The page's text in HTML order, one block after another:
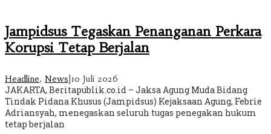
Jampidsus Tegaskan Penanganan Perkara
Korupsi Tetap Berjalan
Headline, News 10 Juli 2026
JAKARTA, Beritapublik.co.id – Jaksa Agung Muda Bidang
Tindak Pidana Khusus (Jampidsus) Kejaksaan Agung, Febrie
Adriansyah, menegaskan seluruh tugas penegakan hukum
tetap berjalan